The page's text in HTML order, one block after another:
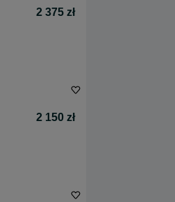
2 375 zł
2 150 zł